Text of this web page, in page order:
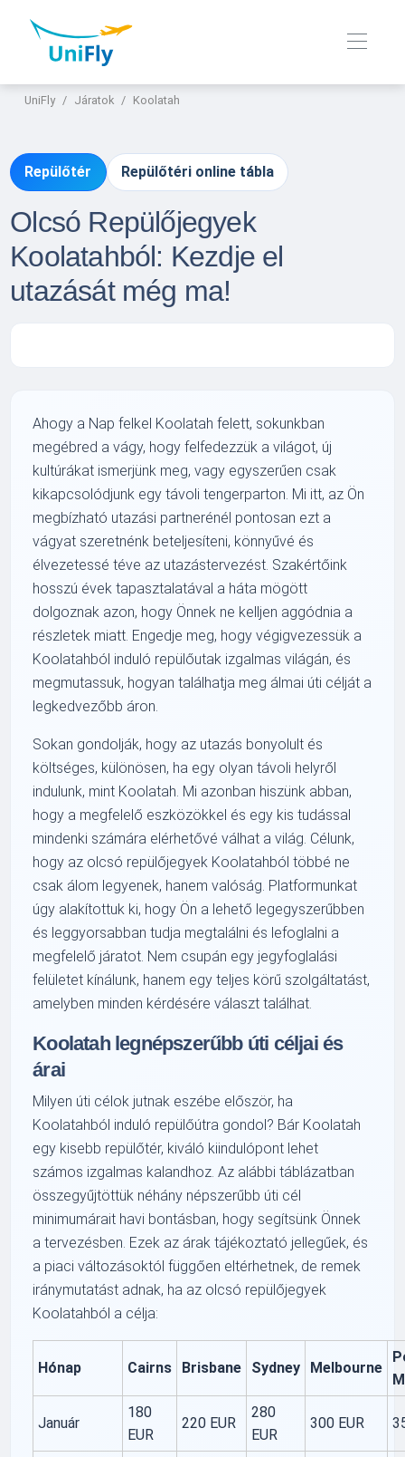
UniFly Járatok Koolatah
Repülőtér Repülőtéri online tábla
Olcsó Repülőjegyek
Koolatahból: Kezdje el
utazását még ma!
Ahogy a Nap felkel Koolatah felett, sokunkban
megébred a vágy, hogy felfedezzük a világot, új
kultúrákat ismerjünk meg, vagy egyszerűen csak
kikapcsolódjunk egy távoli tengerparton. Mi itt, az Ön
megbízható utazási partnerénél pontosan ezt a
vágyat szeretnénk beteljesíteni, könnyűvé és
élvezetessé téve az utazástervezést. Szakértőink
hosszú évek tapasztalatával a háta mögött
dolgoznak azon, hogy Önnek ne kelljen aggódnia a
részletek miatt. Engedje meg, hogy végigvezessük a
Koolatahból induló repülőutak izgalmas világán, és
megmutassuk, hogyan találhatja meg álmai úti célját a
legkedvezőbb áron.
Sokan gondolják, hogy az utazás bonyolult és
költséges, különösen, ha egy olyan távoli helyről
indulunk, mint Koolatah. Mi azonban hiszünk abban,
hogy a megfelelő eszközökkel és egy kis tudással
mindenki számára elérhetővé válhat a világ. Célunk,
hogy az olcsó repülőjegyek Koolatahból többé ne
csak álom legyenek, hanem valóság. Platformunkat
úgy alakítottuk ki, hogy Ön a lehető legegyszerűbben
és leggyorsabban tudja megtalálni és lefoglalni a
megfelelő járatot. Nem csupán egy jegyfoglalási
felületet kínálunk, hanem egy teljes körű szolgáltatást,
amelyben minden kérdésére választ találhat.
Koolatah legnépszerűbb úti céljai és
árai
Milyen úti célok jutnak eszébe először, ha
Koolatahból induló repülőútra gondol? Bár Koolatah
egy kisebb repülőtér, kiváló kiindulópont lehet
számos izgalmas kalandhoz. Az alábbi táblázatban
összegyűjtöttük néhány népszerűbb úti cél
minimumárait havi bontásban, hogy segítsünk Önnek
a tervezésben. Ezek az árak tájékoztató jellegűek, és
a piaci változásoktól függően eltérhetnek, de remek
iránymutatást adnak, ha az olcsó repülőjegyek
Koolatahból a célja:
Hónap Cairns Brisbane Sydney Melbourne
Január
180
EUR
220 EUR
280
EUR
300 EUR